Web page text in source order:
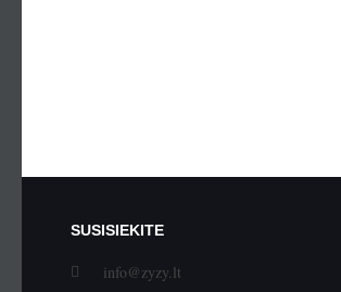
SUSISIEKITE
info@zyzy.lt